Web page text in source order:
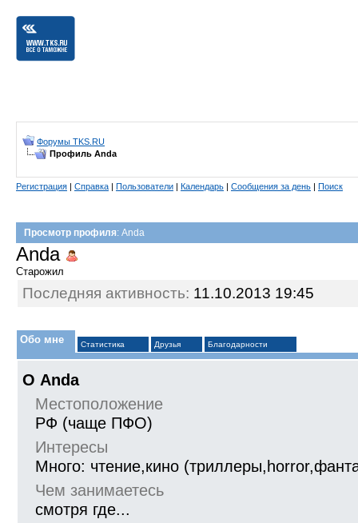
Форумы TKS.RU
Профиль Anda
Регистрация | Справка | Пользователи | Календарь | Сообщения за день | Поиск
Просмотр профиля: Anda
Anda
Старожил
Последняя активность: 11.10.2013 19:45
Обо мне Статистика Друзья Благодарности
О Anda
Местоположение
РФ (чаще ПФО)
Интересы
Много: чтение,кино
Чем занимаетесь
смотря где...